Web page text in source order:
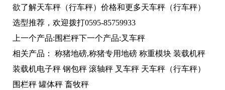
欲了解天车秤（行车秤） 价格和更多天车秤（行车秤）
选型推荐，欢迎拨打0595-85759933
上一个产品:围栏秤下一个产品:叉车秤
相关产品： 称猪地磅,称猪专用地磅 称重模块 装载机秤
装载机电子秤 钢包秤 滚轴秤 叉车秤 天车秤（行车秤）
围栏秤 罐体秤 畜牧秤